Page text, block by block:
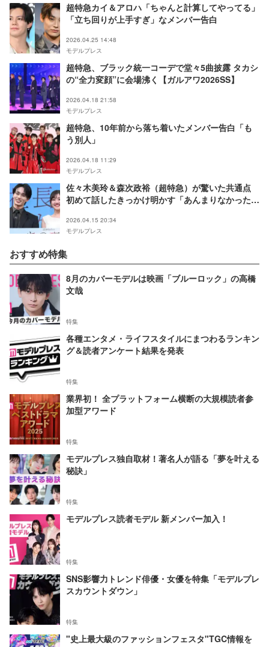
超特急カイ＆アロハ「ちゃんと計算してやってる」
「立ち回りが上手すぎ」なメンバー告白
2026.04.25 14:48
モデルプレス
超特急、ブラック統一コーデで堂々5曲披露 タカシ
の“全力変顔”に会場沸く【ガルアワ2026SS】
2026.04.18 21:58
モデルプレス
超特急、10年前から落ち着いたメンバー告白「も
う別人」
2026.04.18 11:29
モデルプレス
佐々木美玲＆森次政裕（超特急）が驚いた共通点
初めて話したきっかけ明かす「あんまりなかったの
2026.04.15 20:34
モデルプレス
おすすめ特集
8月のカバーモデルは映画「ブルーロック」の高橋
文哉
特集
各種エンタメ・ライフスタイルにまつわるランキン
グ＆読者アンケート結果を発表
特集
業界初！ 全プラットフォーム横断の大規模読者参
加型アワード
特集
モデルプレス独自取材！著名人が語る「夢を叶える
秘訣」
特集
モデルプレス読者モデル 新メンバー加入！
特集
SNS影響力トレンド俳優・女優を特集「モデルプレ
スカウントダウン」
特集
"史上最大級のファッションフェスタ"TGC情報を